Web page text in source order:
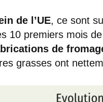
de l’UE, ce sont
10 premiers mois
de
grasses ont